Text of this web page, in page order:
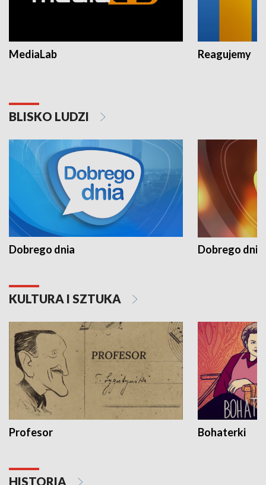
MediaLab Reagujemy
BLISKO LUDZI
Dobrego dnia Dobrego dnia
KULTURA I SZTUKA
Profesor Bohaterki
HISTORIA